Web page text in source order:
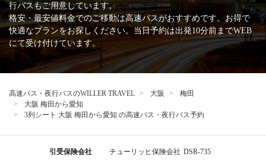
行バスもご用意しています。
格安・最安値料金でのご移動は高速バスがおすすめです。お得で
快適なプランをお探しください。当日予約は出発10分前までWEB
にて受け付けています。
高速バス・夜行バスのWILLER TRAVEL 大阪
梅田
大阪 梅田から愛知
3列シート 大阪 梅田から愛知 の高速バス・夜行バス予約
引受保険会社 チューリッヒ保険会社 DSR-735